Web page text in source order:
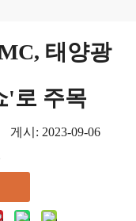
태양광
'로 주목
시: 2023-09-06